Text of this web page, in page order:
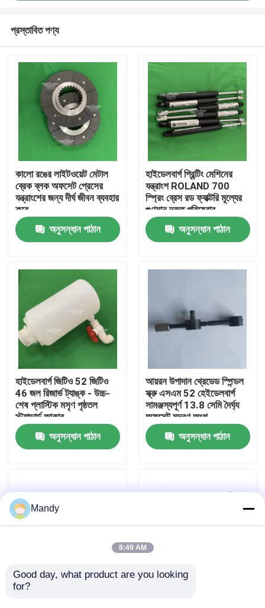
আমাদের সম্পর্কে
কারখানা পরিদর্শন
গুণমান নিয়ন্ত্রণ
আমাদের সাথে যোগাযোগ করুন
খবর
মামলা
প্রস্তাবিত পণ্য
কালো রঙের লাইটওয়েট মেটাল
ব্রেক ব্লক অফসেট প্রেসের
যন্ত্রাংশের জন্য দীর্ঘ জীবন ব্যবহার
করে
অনুসন্ধান পাঠান
হাইডেলবার্গ প্রিন্টিং মেশিনের
যন্ত্রাংশ ROLAND 700
স্প্রিং ব্রেস রড ফ্যাক্টরি মূল্যের
গুণমান দ্রুত পরিষেবার
গ্যারান্টিযুক্ত
অনুসন্ধান পাঠান
হাইডেলবার্গ জিটিও 52 জিটিও
46 জল রিজার্ভ ট্যাঙ্ক - উচ্চ-
শেষ প্লাস্টিক মসৃণ পৃষ্ঠতল
স্ট্যান্ডার্ড আকার
অনুসন্ধান পাঠান
আয়রন উপাদান থ্রেডেড স্পিন্ডল
স্ক্রু এসএম 52 হেইডেলবার্গ
সামঞ্জস্যপূর্ণ 13.8 সেমি দৈর্ঘ্য
অফসেট মুদ্রণ অংশ
অনুসন্ধান পাঠান
পলিশিং সারফেস সহ স্টেইনলেস
Mandy
8:49 AM
Good day, what product are you looking
for?